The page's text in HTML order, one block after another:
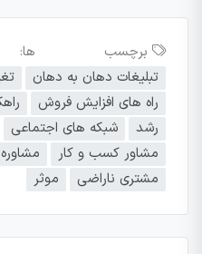
برچسب ها:
تبلیغات دهان به دهان
راه های افزایش فروش
رشد
شبکه های اجتماعی
مشاور کسب و کار
مشتری ناراضی
موثر